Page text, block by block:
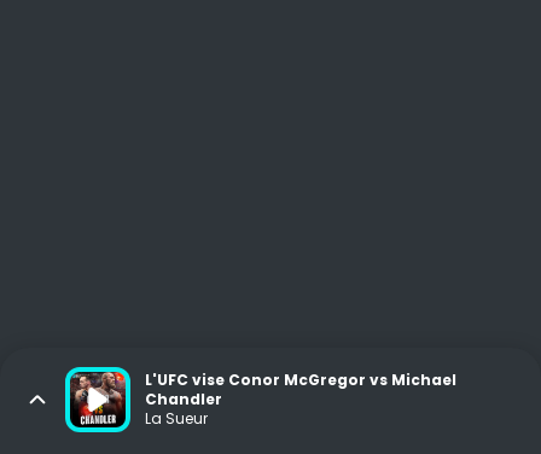
L'UFC vise Conor McGregor vs Michael
Chandler
La Sueur